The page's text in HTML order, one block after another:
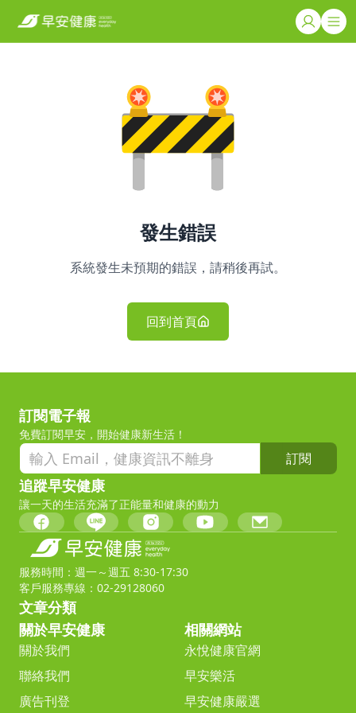
發生錯誤
系統發生未預期的錯誤，請稍後再試。
回到首頁
訂閱電子報
免費訂閱早安，開始健康新生活！
訂閱
追蹤早安健康
讓一天的生活充滿了正能量和健康的動力
服務時間：週一～週五 8:30-17:30
客戶服務專線：02-29128060
文章分類
關於早安健康
關於我們
聯絡我們
廣告刊登
相關網站
永悅健康官網
早安樂活
早安健康嚴選